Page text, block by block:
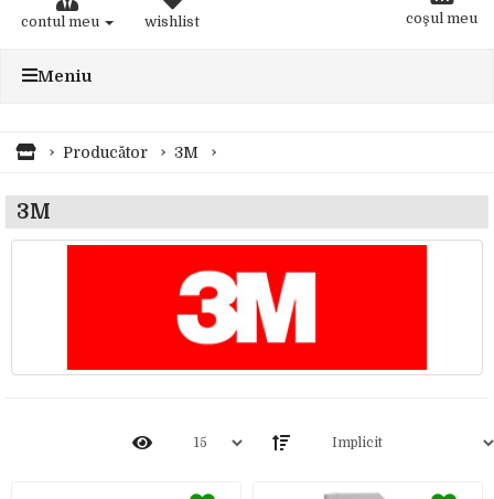
contul meu wishlist coşul meu
Meniu
Producător 3M
3M